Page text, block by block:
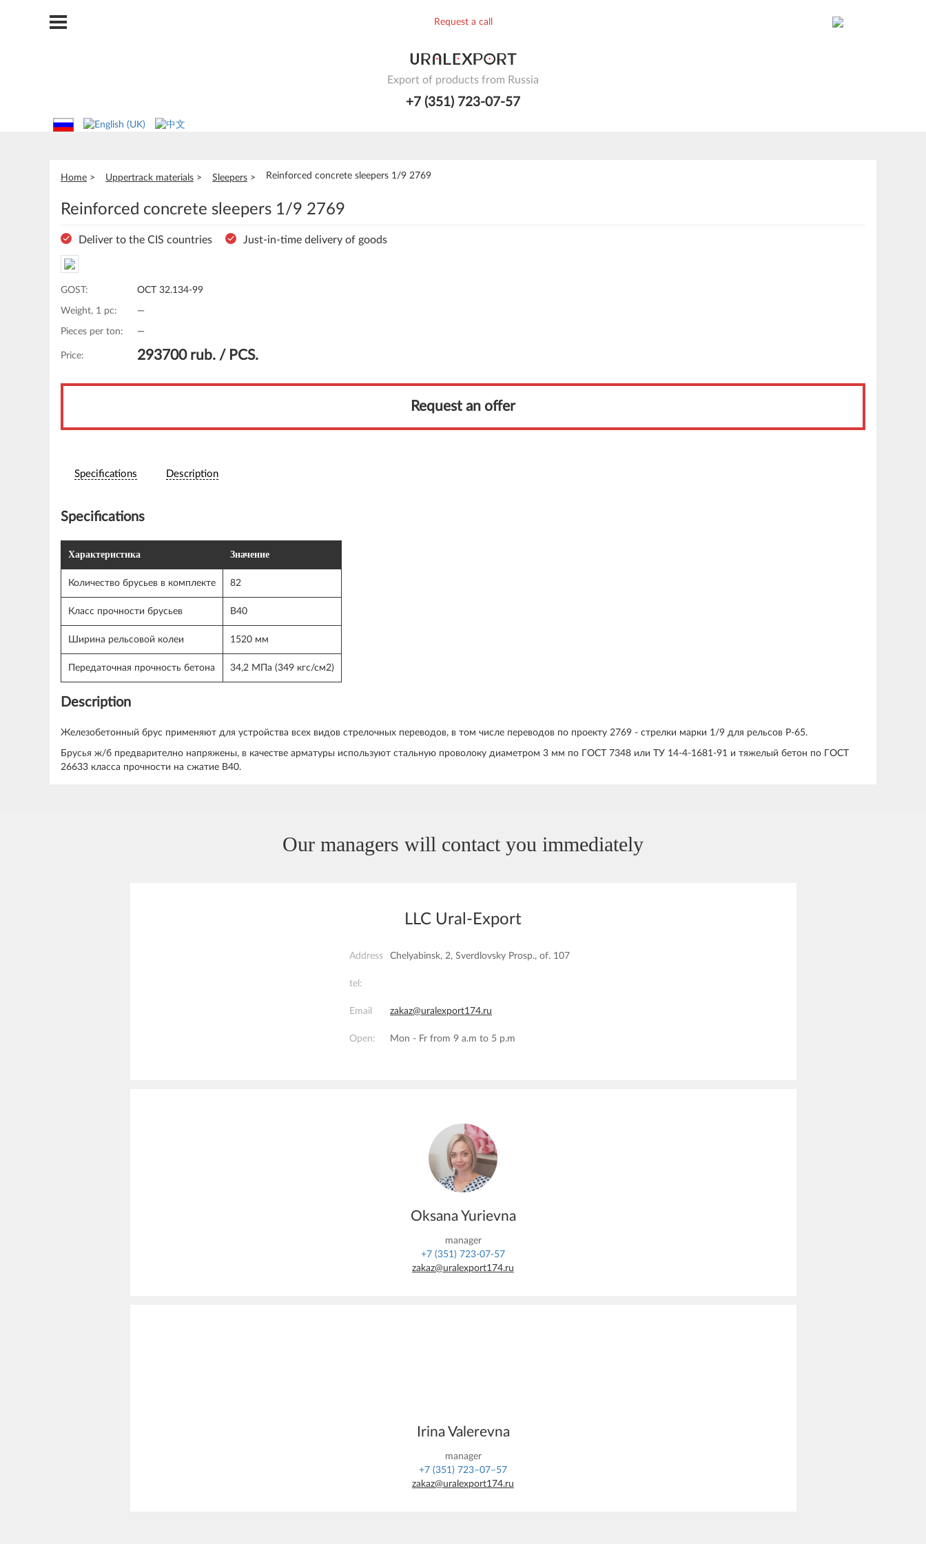
Request a call
Export of products from Russia
+7 (351) 723-07-57
Home Uppertrack materials Sleepers Reinforced concrete sleepers 1/9 2769
Reinforced concrete sleepers 1/9 2769
Deliver to the CIS countries Just-in-time delivery of goods
GOST: ОСТ 32.134-99
Weight, 1 pc: —
Pieces per ton: —
Price: 293700rub. / PCS.
Request an offer
Specifications Description
Specifications
Характеристика Значение
Количество брусьев в комплекте 82
Класс прочности брусьев В40
Ширина рельсовой колеи 1520 мм
Передаточная прочность бетона 34,2 МПа (349 кгс/см2)
Description
Железобетонный брус применяют для устройства всех видов стрелочных переводов, в том числе переводов по проекту 2769 - стрелки марки 1/9 для рельсов Р-65.
Брусья ж/б предварително напряжены, в качестве арматуры используют стальную проволоку диаметром 3 мм по ГОСТ 7348 или ТУ 14-4-1681-91 и тяжелый бетон по ГОСТ
26633 класса прочности на сжатие В40.
Our managers will contact you immediately
LLC Ural-Export
Address Chelyabinsk, 2, Sverdlovsky Prosp., of. 107
tel:
Email zakaz@uralexport174.ru
Open: Mon - Fr from 9 a.m to 5 p.m
Oksana Yurievna
manager
+7 (351) 723-07-57
zakaz@uralexport174.ru
Irina Valerevna
manager
+7 (351) 723–07–57
zakaz@uralexport174.ru